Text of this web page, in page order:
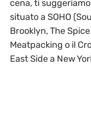
cena, ti
situato a SOHO
Brooklyn, The
Meatpacking o il
East Side a New